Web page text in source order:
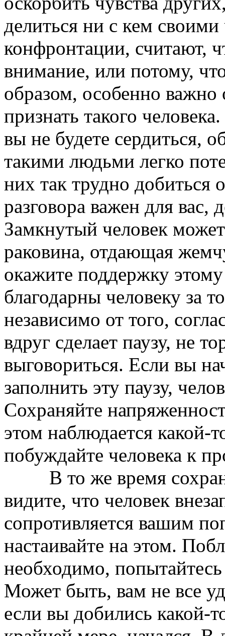
делиться ни с кем своими
конфронтации, считают,
внимание, или потому,
образом, особенно
признать такого
вы не будете сердиться,
такими людьми легко
них так трудно добиться
разговора важен для вас,
Замкнутый человек
раковина, отдающая
окажите поддержку
благодарны человеку за
независимо от того,
вдруг сделает паузу, не
выговориться. Если вы
заполнить эту паузу,
Сохраняйте
этом наблюдается какой-
побуждайте человека к
В то же время
видите, что человек
сопротивляется вашим
настаивайте на этом.
необходимо,
Может быть, вам не все
если вы добились какой-